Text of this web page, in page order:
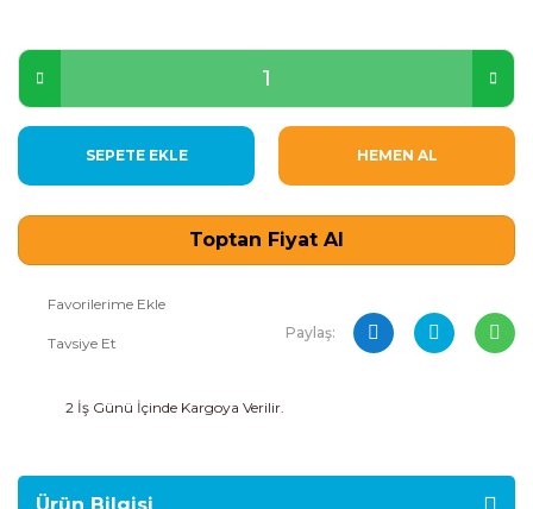
SEPETE EKLE HEMEN AL
Toptan Fiyat Al
Tavsiye Et
Paylaş:
2 İş Günü İçinde Kargoya Verilir.